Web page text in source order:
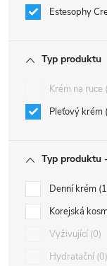
Estesophy
Typ produktu
Krém na ruce
Pleťový krém
Typ produktu
Denní krém 1
Korejská
Vyživující 0
Hydratační 0